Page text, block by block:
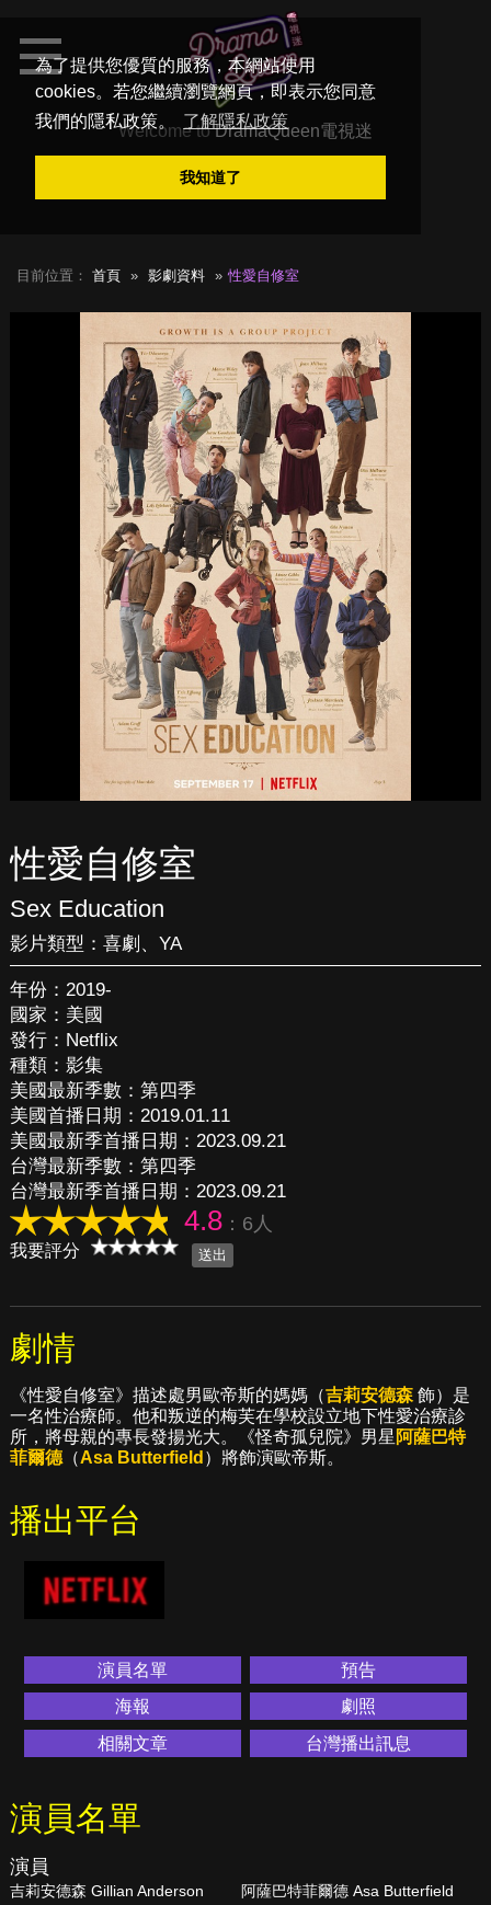
為了提供您優質的服務，本網站使用
cookies。若您繼續瀏覽網頁，即表示您同意
我們的隱私政策。
了解隱私政策
我知道了
Welcome toDramaQueen電視迷
目前位置： 首頁 影劇資料 性愛自修室
性愛自修室
Sex Education
影片類型： 喜劇 、 YA
年份：2019-
國家：美國
發行：Netflix
種類：影集
美國最新季數：第四季
美國首播日期：2019.01.11
美國最新季首播日期：2023.09.21
台灣最新季數：第四季
台灣最新季首播日期：2023.09.21
4.8：6人
我要評分
劇情
《性愛自修室》描述處男歐帝斯的媽媽（吉莉安德森飾）是
一名性治療師。他和叛逆的梅芙在學校設立地下性愛治療診
所，將母親的專長發揚光大。《怪奇孤兒院》男星 阿薩巴特
菲爾德（Asa Butterfield ）將飾演歐帝斯。
播出平台
演員名單
預告
海報
劇照
相關文章
台灣播出訊息
演員名單
演員
吉莉安德森 Gillian Anderson
阿薩巴特菲爾德 Asa Butterfield